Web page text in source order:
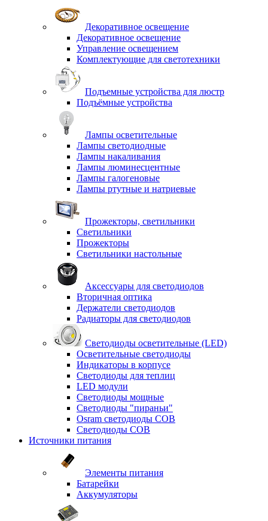
Декоративное освещение
Декоративное освещение
Управление освещением
Комплектующие для светотехники
Подъемные устройства для люстр
Подъёмные устройства
Лампы осветительные
Лампы светодиодные
Лампы накаливания
Лампы люминесцентные
Лампы галогеновые
Лампы ртутные и натриевые
Прожекторы, светильники
Светильники
Прожекторы
Светильники настольные
Аксессуары для светодиодов
Вторичная оптика
Держатели светодиодов
Радиаторы для светодиодов
Светодиоды осветительные (LED)
Осветительные светодиоды
Индикаторы в корпусе
Светодиоды для теплиц
LED модули
Светодиоды мощные
Светодиоды "пираньи"
Osram светодиоды COB
Светодиоды COB
Источники питания
Элементы питания
Батарейки
Аккумуляторы